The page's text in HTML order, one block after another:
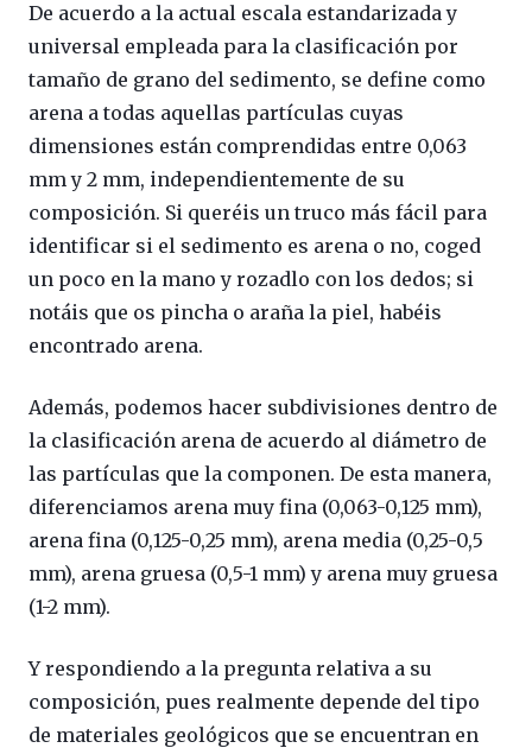
De acuerdo a la actual escala estandarizada y
universal empleada para la clasificación por
tamaño de grano del sedimento, se define como
arena a todas aquellas partículas cuyas
dimensiones están comprendidas entre 0,063
mm y 2 mm, independientemente de su
composición. Si queréis un truco más fácil para
identificar si el sedimento es arena o no, coged
un poco en la mano y rozadlo con los dedos; si
notáis que os pincha o araña la piel, habéis
encontrado arena.
Además, podemos hacer subdivisiones dentro de
la clasificación arena de acuerdo al diámetro de
las partículas que la componen. De esta manera,
diferenciamos arena muy fina (0,063-0,125 mm),
arena fina (0,125-0,25 mm), arena media (0,25-0,5
mm), arena gruesa (0,5-1 mm) y arena muy gruesa
(1-2 mm).
Y respondiendo a la pregunta relativa a su
composición, pues realmente depende del tipo
de materiales geológicos que se encuentran en